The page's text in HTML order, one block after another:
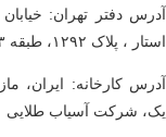
دفتر تهران:
، پلاک ۱۲۹۲، طبقه ۳ ، واحد ۵
کارخانه: ایران،
شرکت آسیاب طلایی